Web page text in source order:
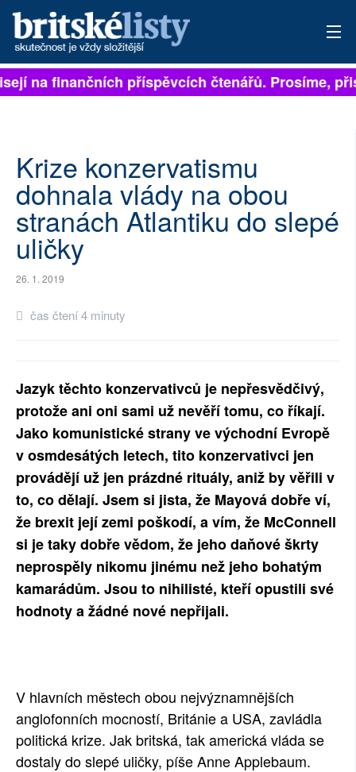
PŘIHLÁSIT
ARCHIV
ROZHOVORY
TÉMATA
NEJČTENĚJŠÍ ZA 7 DNÍ
RUBRIKY
PLNÁ VERZE STRÁNEK
na finančních příspěvcích čtenářů. Prosíme,
Krize konzervatismu
dohnala vlády na obou
stranách Atlantiku do slepé
uličky
26. 1. 2019
čas čtení 4 minuty
Jazyk těchto konzervativců je nepřesvědčivý,
protože ani oni sami už nevěří tomu, co říkají.
Jako komunistické strany ve východní Evropě
v osmdesátých letech, tito konzervativci jen
provádějí už jen prázdné rituály, aniž by věřili v
to, co dělají. Jsem si jista, že Mayová dobře ví,
že brexit její zemi poškodí, a vím, že McConnell
si je taky dobře vědom, že jeho daňové škrty
neprospěly nikomu jinému než jeho bohatým
kamarádům. Jsou to nihilisté, kteří opustili své
hodnoty a žádné nové nepřijali.
V hlavních městech obou nejvýznamnějších
anglofonních mocností, Británie a USA, zavládla
politická krize. Jak britská, tak americká vláda se
dostaly do slepé uličky, píše Anne Applebaum.